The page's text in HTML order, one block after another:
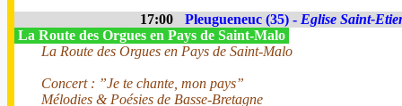
17:00 Pleugueneuc (35) - Eglise Saint-
La Route des Orgues en Pays de Saint-Malo
La Route des Orgues en Pays de Saint-Malo
Concert : ”Je te chante, mon pays”
Mélodies & Poésies de Basse-Bretagne